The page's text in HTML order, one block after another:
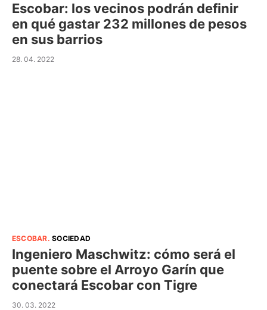
Escobar: los vecinos podrán definir
en qué gastar 232 millones de pesos
en sus barrios
28. 04. 2022
ESCOBAR.SOCIEDAD
Ingeniero Maschwitz: cómo será el
puente sobre el Arroyo Garín que
conectará Escobar con Tigre
30. 03. 2022